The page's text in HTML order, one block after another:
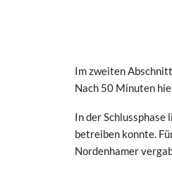
Im zweiten
Nach 50 Minuten
In der Schlussphase
betreiben konnte.
Nordenhamer